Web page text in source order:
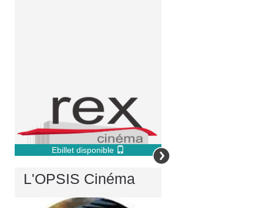
Ebillet disponible
L'OPSIS Cinéma